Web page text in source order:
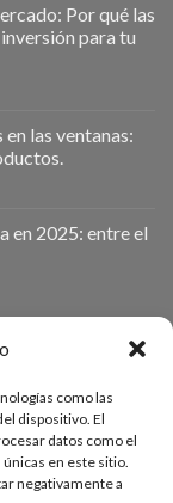
como las
dispositivo. El
datos como el
en este sitio.
negativamente a
Por qué las
para tu
las ventanas:
en 2025: entre el
solicitar un
de solicitud